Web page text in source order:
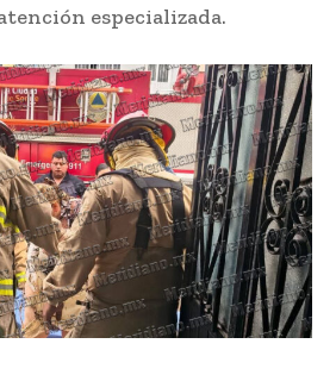
especializada.